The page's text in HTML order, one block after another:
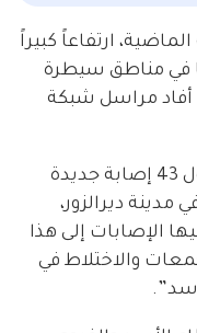
ارتفاعاً كبيراً
في مناطق سيطرة
أفاد مراسل شبكة
وأضاف مراسلنا أنّه تمّ تسجيل دخول 43 إصابة جديدة
ديرالزور،
الإصابات إلى هذا
والاختلاط في